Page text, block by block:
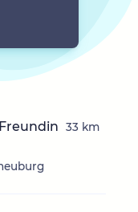
33 km